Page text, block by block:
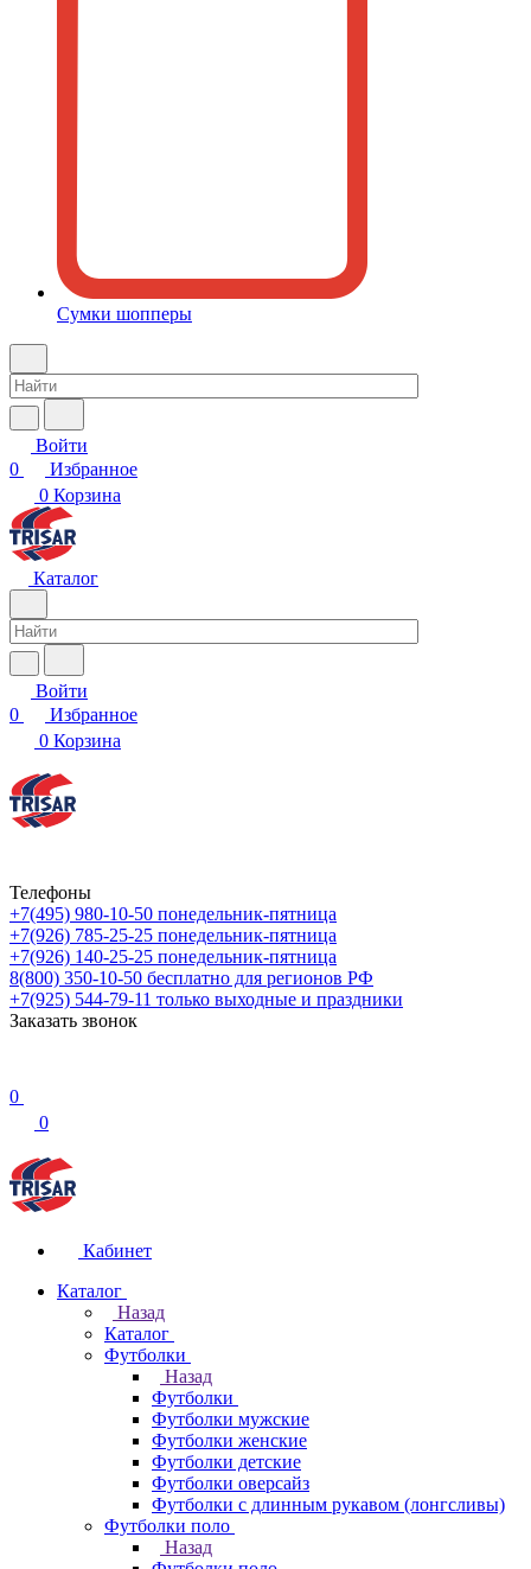
Сумки шопперы
Войти
0
Избранное
0 Корзина
Каталог
Войти
0
Избранное
0 Корзина
Телефоны
+7(495) 980-10-50 понедельник-пятница
+7(926) 785-25-25 понедельник-пятница
+7(926) 140-25-25 понедельник-пятница
8(800) 350-10-50 бесплатно для регионов РФ
+7(925) 544-79-11 только выходные и праздники
Заказать звонок
0
0
Кабинет
Каталог
Назад
Каталог
Футболки
Назад
Футболки
Футболки мужские
Футболки женские
Футболки детские
Футболки оверсайз
Футболки с длинным рукавом (лонгсливы)
Футболки поло
Назад